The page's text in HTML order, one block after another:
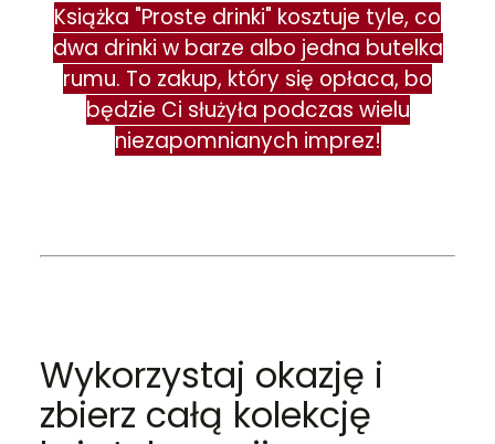
Książka "Proste drinki" kosztuje tyle, co
dwa drinki w barze albo jedna butelka
rumu. To zakup, który się opłaca, bo
będzie Ci służyła podczas wielu
niezapomnianych imprez!
Wykorzystaj okazję i
zbierz całą kolekcję